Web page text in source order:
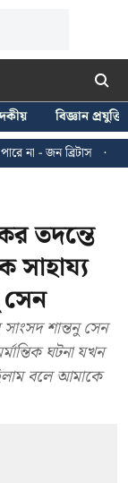
বিজ্ঞান প্রযুক্তি
ব্রিটাস
কলকাতায়
তদন্তে
সাহায্য
শান্তনু সেন
ঘটনা যখন
বলে আমাকে